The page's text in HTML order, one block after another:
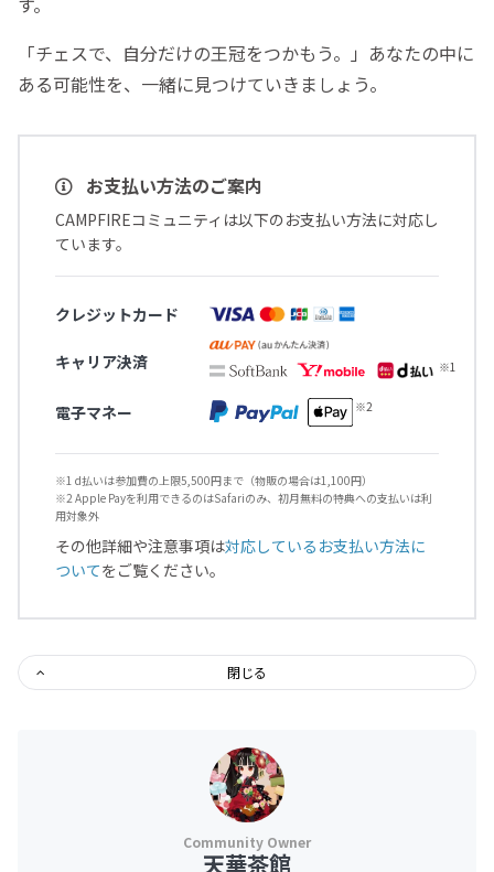
「チェスで、自分だけの王冠をつかもう。」あなたの中に
ある可能性を、一緒に見つけていきましょう。
お支払い方法のご案内
CAMPFIREコミュニティは以下のお支払い方法に対応し
ています。
クレジットカード
キャリア決済
電子マネー
※1 d払いは参加費の上限5,500円まで（物販の場合は1,100円）
※2 Apple Payを利用できるのはSafariのみ、初月無料の特典への支払いは利
用対象外
その他詳細や注意事項は対応しているお支払い方法に
ついてをご覧ください。
閉じる
天華茶館